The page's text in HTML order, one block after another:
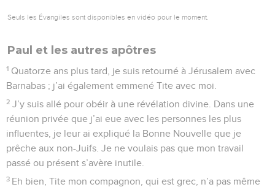
Seuls les Évangiles sont disponibles en vidéo pour le moment.
Paul et les autres apôtres
1 Quatorze ans plus tard, je suis retourné à Jérusalem avec
Barnabas ; j’ai également emmené Tite avec moi.
2 J’y suis allé pour obéir à une révélation divine. Dans une
réunion privée que j’ai eue avec les personnes les plus
influentes, je leur ai expliqué la Bonne Nouvelle que je
prêche aux non-Juifs. Je ne voulais pas que mon travail
passé ou présent s’avère inutile.
3 Eh bien, Tite mon compagnon, qui est grec, n’a pas même